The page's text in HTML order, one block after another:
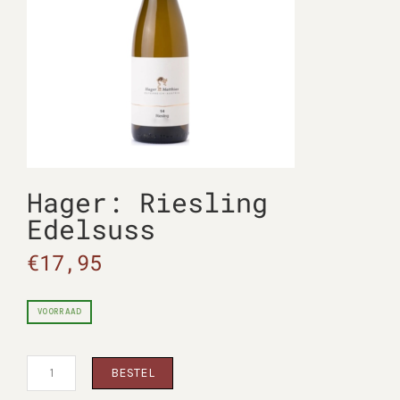
Hager: Riesling
Edelsuss
€17,95
VOORRAAD
Hager:
Riesling
Edelsuss
BESTEL